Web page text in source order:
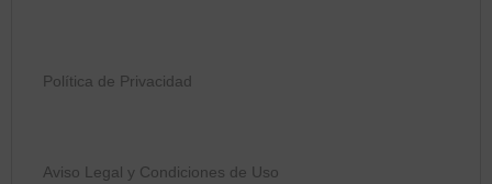
Política de Privacidad
Aviso Legal y Condiciones de Uso